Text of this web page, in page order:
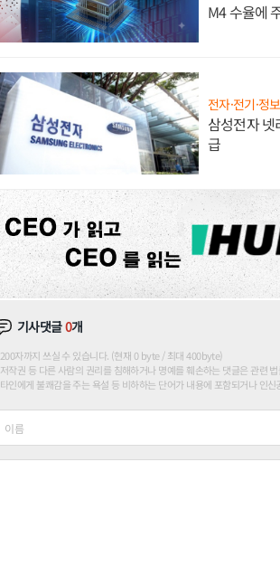
M4 수율에
전자·전기·정
삼성전자 넷
급
기사댓글0개
200자까지 쓰실 수 있습니다. (현재 0 byte / 최대 400byte)
저작권 등 다른 사람의 권리를 침해하거나 명예를 훼손하는 댓글은 관련
타인에게 불쾌감을 주는 욕설 등 비하하는 단어가 내용에 포함되거나 인